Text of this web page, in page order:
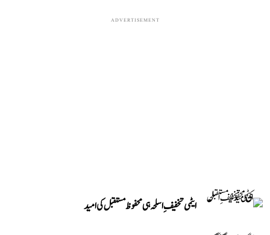
ADVERTISEMENT
ایٹمی تخفیفِ اسلحہ ہی محفوظ مستقبل کی امید